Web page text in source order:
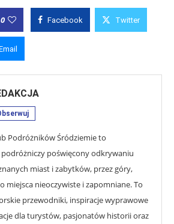
0 Facebook Twitter
Podróżników Śródziemie to
poświęcony odkrywaniu
miast i zabytków, przez góry,
miejsca nieoczywiste i zapomniane. To
przewodniki, inspiracje wyprawowe
dla turystów, pasjonatów historii oraz